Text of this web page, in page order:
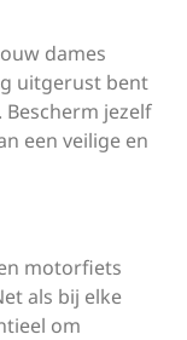
dames
uitgerust bent
jezelf
een veilige en
motorfiets
als bij elke
om